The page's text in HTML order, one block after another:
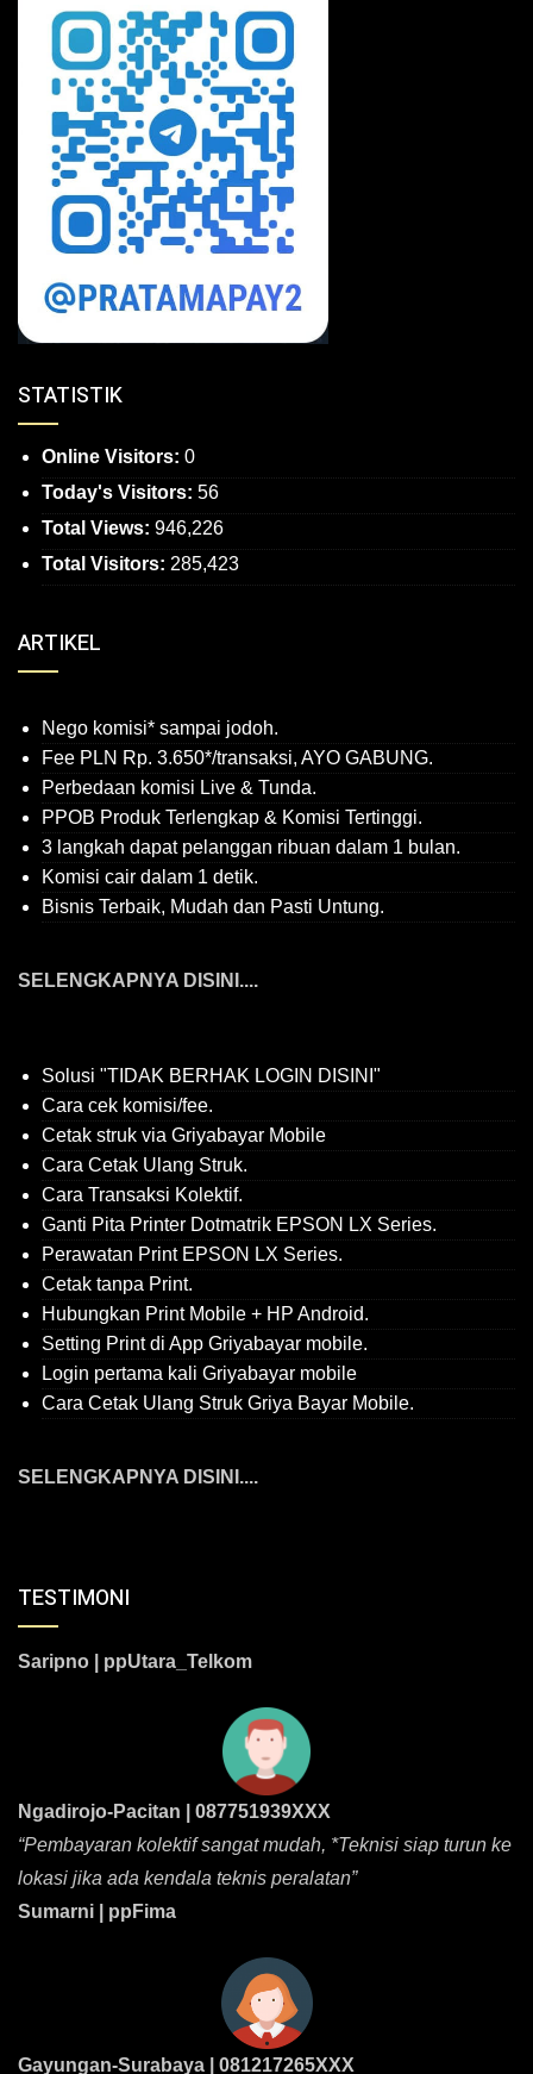
STATISTIK
Online Visitors: 0
Today's Visitors: 56
Total Views: 946,226
Total Visitors: 285,423
ARTIKEL
Nego komisi* sampai jodoh.
Fee PLN Rp. 3.650*/transaksi, AYO GABUNG.
Perbedaan komisi Live & Tunda.
PPOB Produk Terlengkap & Komisi Tertinggi.
3 langkah dapat pelanggan ribuan dalam 1 bulan.
Komisi cair dalam 1 detik.
Bisnis Terbaik, Mudah dan Pasti Untung.
SELENGKAPNYA DISINI....
Solusi "TIDAK BERHAK LOGIN DISINI"
Cara cek komisi/fee.
Cetak struk via Griyabayar Mobile
Cara Cetak Ulang Struk.
Cara Transaksi Kolektif.
Ganti Pita Printer Dotmatrik EPSON LX Series.
Perawatan Print EPSON LX Series.
Cetak tanpa Print.
Hubungkan Print Mobile + HP Android.
Setting Print di App Griyabayar mobile.
Login pertama kali Griyabayar mobile
Cara Cetak Ulang Struk Griya Bayar Mobile.
SELENGKAPNYA DISINI....
TESTIMONI
Saripno | ppUtara_Telkom
Ngadirojo-Pacitan | 087751939XXX
“Pembayaran kolektif sangat mudah, *Teknisi siap turun ke
lokasi jika ada kendala teknis peralatan”
Sumarni | ppFima
Gayungan-Surabaya | 081217265XXX